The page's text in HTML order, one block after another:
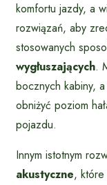
komfortu jazdy, a
rozwiązań, aby
stosowanych
wygłuszających.
bocznych kabiny,
obniżyć poziom
pojazdu.
Innym istotnym
akustyczne, które